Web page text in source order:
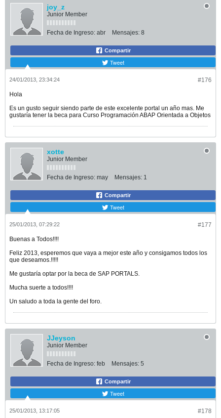
joy_z
Junior Member
Fecha de Ingreso: abr Mensajes: 8
Compartir
Tweet
#176
24/01/2013, 23:34:24
Hola
Es un gusto seguir siendo parte de este excelente portal un año mas. Me
gustaría tener la beca para Curso Programación ABAP Orientada a Objetos
xotte
Junior Member
Fecha de Ingreso: may Mensajes: 1
Compartir
Tweet
#177
25/01/2013, 07:29:22
Buenas a Todos!!!!
Feliz 2013, esperemos que vaya a mejor este año y consigamos todos los
que deseamos.!!!!!
Me gustaría optar por la beca de SAP PORTALS.
Mucha suerte a todos!!!!
Un saludo a toda la gente del foro.
JJeyson
Junior Member
Fecha de Ingreso: feb Mensajes: 5
Compartir
Tweet
#178
25/01/2013, 13:17:05